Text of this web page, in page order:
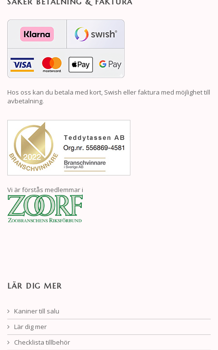
Hos oss kan du betala med kort, Swish eller faktura med möjlighet till
avbetalning.
Vi är förstås medlemmar i
LÄR DIG MER
Kaniner till salu
Lär dig mer
Checklista tillbehör